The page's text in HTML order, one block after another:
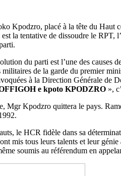
Kpodzro, placé à la tête du Haut
la tentative de dissoudre le RPT,
du parti est l’une des causes
militaires de la garde du premier
à la Direction Générale de
e kpoto KPODZRO »,
Mgr Kpodzro quittera le pays.
le HCR fidèle dans sa
mis tous leurs talents et leur
soumis au référendum en